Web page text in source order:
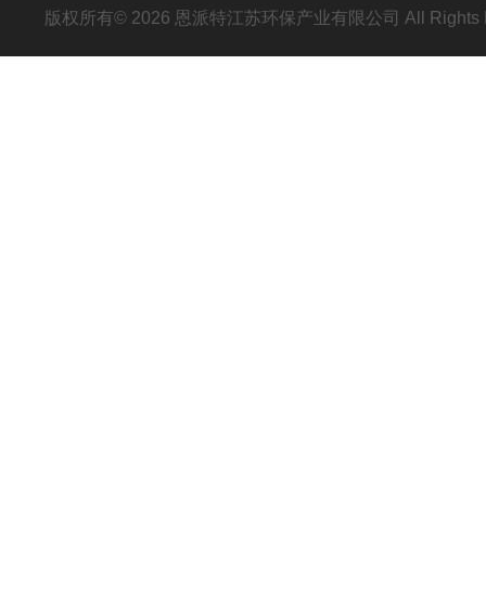
版权所有© 2026 恩派特江苏环保产业有限公司 All